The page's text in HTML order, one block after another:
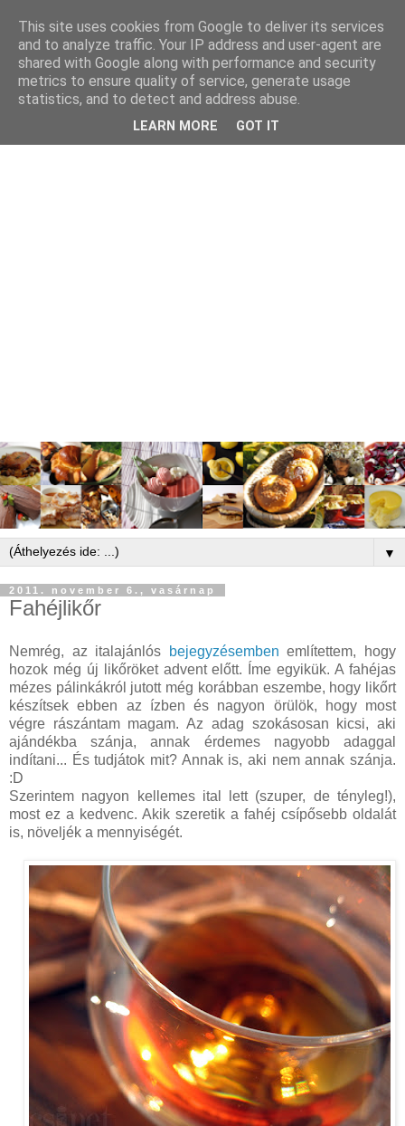
▼
2011. november 6., vasárnap
Fahéjlikőr
Nemrég, az italajánlós bejegyzésemben említettem, hogy
hozok még új likőröket advent előtt. Íme egyikük. A fahéjas
mézes pálinkákról jutott még korábban eszembe, hogy likőrt
készítsek ebben az ízben és nagyon örülök, hogy most
végre rászántam magam. Az adag szokásosan kicsi, aki
ajándékba szánja, annak érdemes nagyobb adaggal
indítani... És tudjátok mit? Annak is, aki nem annak szánja.
:D
Szerintem nagyon kellemes ital lett (szuper, de tényleg!),
most ez a kedvenc. Akik szeretik a fahéj csípősebb oldalát
is, növeljék a mennyiségét.
This site uses cookies from Google to deliver its services
and to analyze traffic. Your IP address and user-agent are
shared with Google along with performance and security
metrics to ensure quality of service, generate usage
statistics, and to detect and address abuse.
LEARN MORE GOT IT